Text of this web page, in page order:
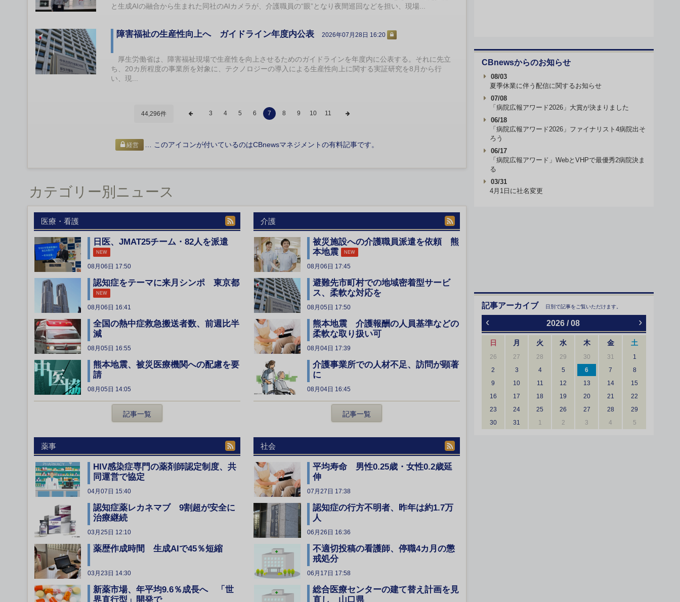
と生成AIの融合から生まれた同社のAIカメラが、介護職員の“眼”となり夜間巡回などを担い、現場...
障害福祉の生産性向上へ ガイドライン年度内公表 2026年07月28日 16:20
厚生労働省は、障害福祉現場で生産性を向上させるためのガイドラインを年度内に公表する。それに先立
ち、20カ所程度の事業所を対象に、テクノロジーの導入による生産性向上に関する実証研究を8月から行
い、現...
44,296件 3 4 5 6 7 8 9 10 11
経営 … このアイコンが付いているのはCBnewsマネジメントの有料記事です。
カテゴリー別ニュース
医療・看護
日医、JMAT25チーム・82人を派遣
NEW
08月06日 17:50
認知症をテーマに来月シンポ 東京都
NEW
08月06日 16:41
全国の熱中症救急搬送者数、前週比半
減
08月05日 16:55
熊本地震、被災医療機関への配慮を要
請
08月05日 14:05
記事一覧
介護
被災施設への介護職員派遣を依頼 熊
本地震
NEW
08月06日 17:45
避難先市町村での地域密着型サービ
ス、柔軟な対応を
08月05日 17:50
熊本地震 介護報酬の人員基準などの
柔軟な取り扱い可
08月04日 17:39
介護事業所での人材不足、訪問が顕著
に
08月04日 16:45
記事一覧
薬事
HIV感染症専門の薬剤師認定制度、共
同運営で協定
04月07日 15:40
認知症薬レカネマブ 9割超が安全に
治療継続
03月25日 12:10
薬歴作成時間 生成AIで45％短縮
03月23日 14:30
新薬市場、年平均9.6％成長へ 「世
界直行型」開発で
社会
平均寿命 男性0.25歳・女性0.2歳延
伸
07月27日 17:38
認知症の行方不明者、昨年は約1.7万
人
06月26日 16:36
不適切投稿の看護師、停職4カ月の懲
戒処分
06月17日 17:58
総合医療センターの建て替え計画を見
直し 山口県
CBnewsからのお知らせ
08/03
夏季休業に伴う配信に関するお知らせ
07/08
「病院広報アワード2026」大賞が決まりました
06/18
「病院広報アワード2026」ファイナリスト4病院出そ
ろう
06/17
「病院広報アワード」WebとVHPで最優秀2病院決ま
る
03/31
4月1日に社名変更
記事アーカイブ 日別で記事をご覧いただけます。
‹ 2026 / 08 ›
日 月 火 水 木 金 土
26 27 28 29 30 31
1
2
3 4 5 6 7
8
9
10 11 12 13 14
15
16
17 18 19 20 21
22
23
24 25 26 27 28
29
30
31 1 2 3 4 5